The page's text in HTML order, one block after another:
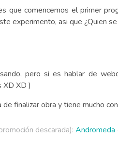
que comencemos el primer
experimento, asi que ¿Quien
pero si es hablar de
XD XD )
finalizar obra y tiene mucho
descarada): Andromeda